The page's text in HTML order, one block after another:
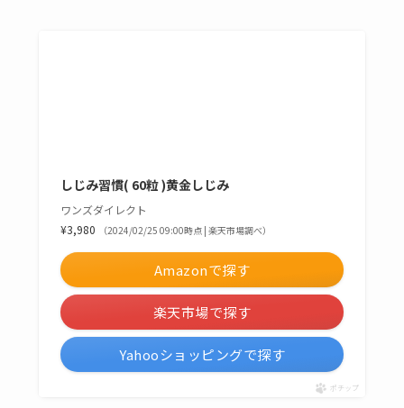
しじみ習慣( 60粒 )黄金しじみ
ワンズダイレクト
¥3,980
（2024/02/25 09:00時点 | 楽天市場調べ）
Amazonで探す
楽天市場で探す
Yahooショッピングで探す
ポチップ